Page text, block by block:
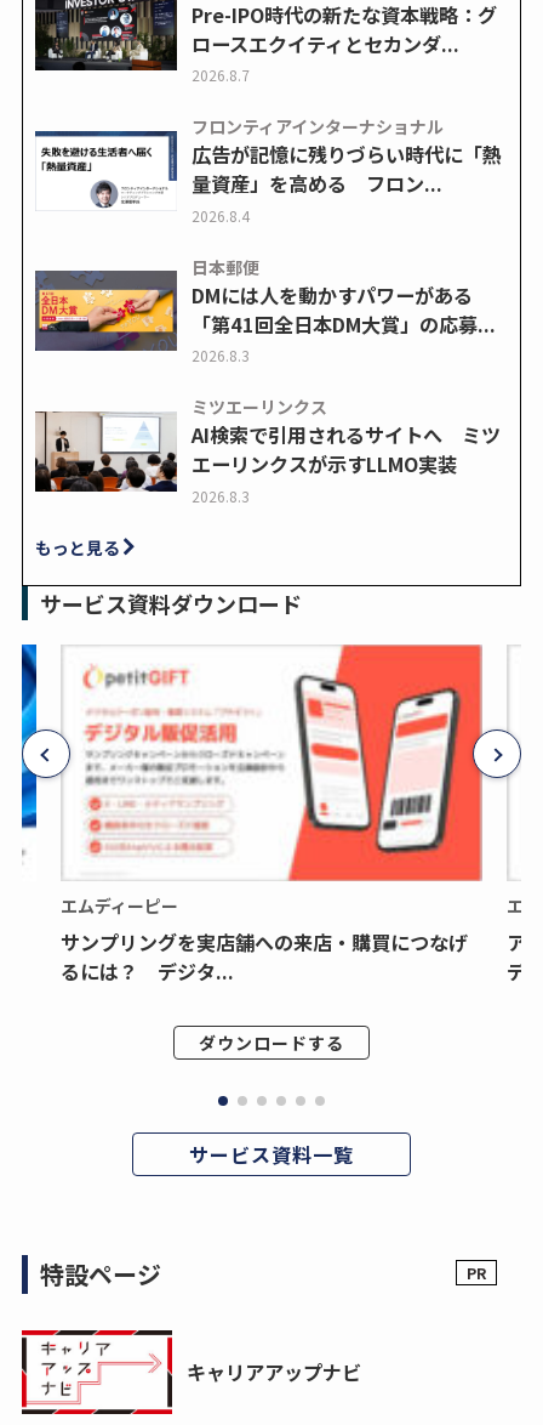
Pre-IPO時代の新たな資本戦略：グ
ロースエクイティとセカンダ...
2026.8.7
フロンティアインターナショナル
広告が記憶に残りづらい時代に「熱
量資産」を高める フロン...
2026.8.4
日本郵便
DMには人を動かすパワーがある
「第41回全日本DM大賞」の応募...
2026.8.3
ミツエーリンクス
AI検索で引用されるサイトへ ミツ
エーリンクスが示すLLMO実装
2026.8.3
もっと見る
サービス資料ダウンロード
エムディーピー
サンプリングを実店舗への来店・購買につなげ
るには？ デジタ...
ダウンロードする
エ
ア
デ
サービス資料一覧
特設ページ
キャリアアップナビ